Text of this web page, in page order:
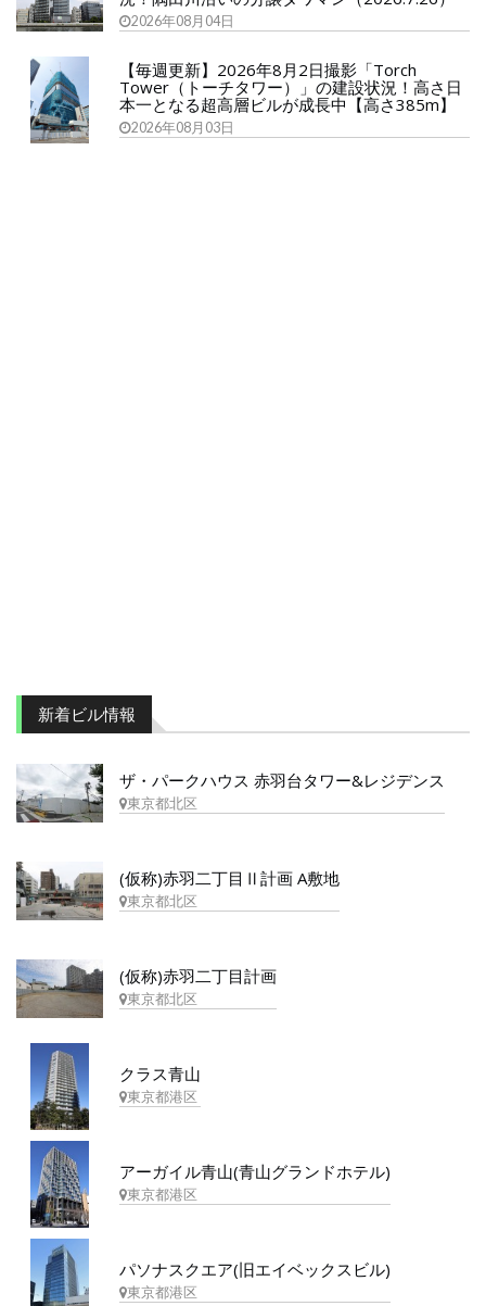
2026年08月04日
【毎週更新】2026年8月2日撮影「Torch
Tower（トーチタワー）」の建設状況！高さ日
本一となる超高層ビルが成長中【高さ385m】
2026年08月03日
新着ビル情報
ザ・パークハウス 赤羽台タワー&レジデンス
東京都北区
(仮称)赤羽二丁目Ⅱ計画 A敷地
東京都北区
(仮称)赤羽二丁目計画
東京都北区
クラス青山
東京都港区
アーガイル青山(青山グランドホテル)
東京都港区
パソナスクエア(旧エイベックスビル)
東京都港区